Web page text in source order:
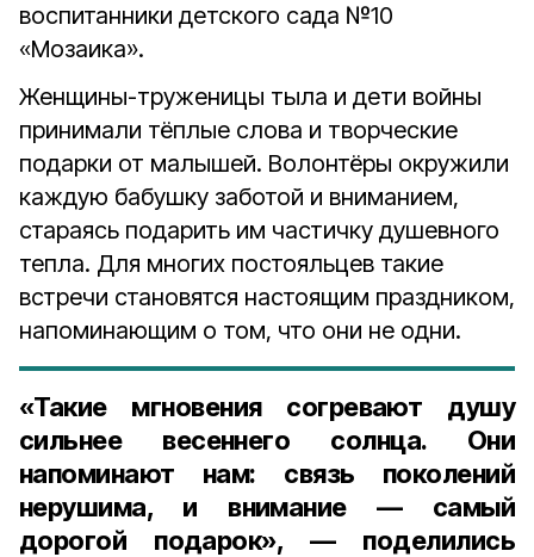
воспитанники детского сада №10
«Мозаика».
Женщины-труженицы тыла и дети войны
принимали тёплые слова и творческие
подарки от малышей. Волонтёры окружили
каждую бабушку заботой и вниманием,
стараясь подарить им частичку душевного
тепла. Для многих постояльцев такие
встречи становятся настоящим праздником,
напоминающим о том, что они не одни.
«Такие мгновения согревают душу
сильнее весеннего солнца. Они
напоминают нам: связь поколений
нерушима, и внимание — самый
дорогой подарок», — поделились